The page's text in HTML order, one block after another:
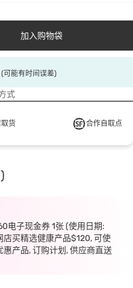
加入购物袋
可能有时间误差)
式
取货 合作自取点
电子现金券 1张 (使用日期:
买精选健康产品$120, 可使
产品, 订购计划, 供应商直送